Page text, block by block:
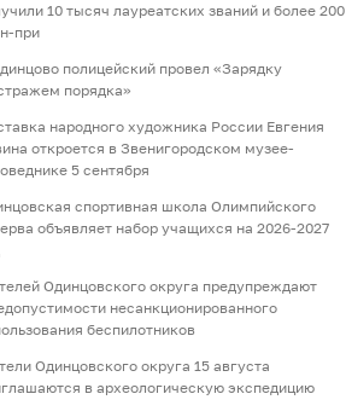
10 тысяч лауреатских званий и более 200
при
полицейский провел «Зарядку
порядка»
народного художника России Евгения
откроется в Звенигородском музее-
5 сентября
спортивная школа Олимпийского
объявляет набор учащихся на 2026-2027
Одинцовского округа предупреждают
несанкционированного
беспилотников
Одинцовского округа 15 августа
в археологическую экспедицию